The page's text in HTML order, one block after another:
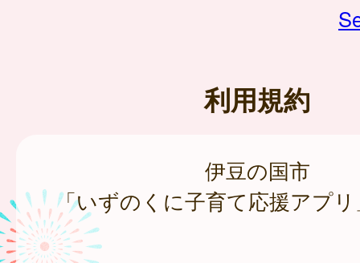
利用規約
伊豆の国市
「いずのくに子育て応援アプ